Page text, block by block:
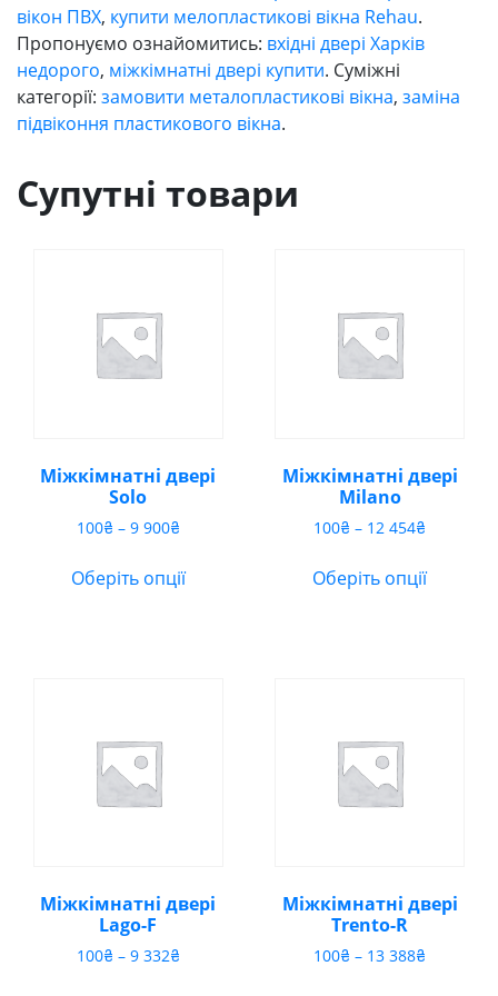
вікон ПВХ, купити мелопластикові вікна Rehau.
Пропонуємо ознайомитись: вхідні двері Харків
недорого, міжкімнатні двері купити. Суміжні
категорії: замовити металопластикові вікна, заміна
підвіконня пластикового вікна.
Супутні товари
Міжкімнатні двері
Solo
100₴ – 9 900₴Діапазон
від
Оберіть опції
Міжкімнатні двері
Milano
100₴ – 12 454₴
від
Оберіть опції
Міжкімнатні двері
Lago-F
100₴ – 9 332₴Діапазон
Міжкімнатні двері
Trento-R
100₴ – 13 388₴